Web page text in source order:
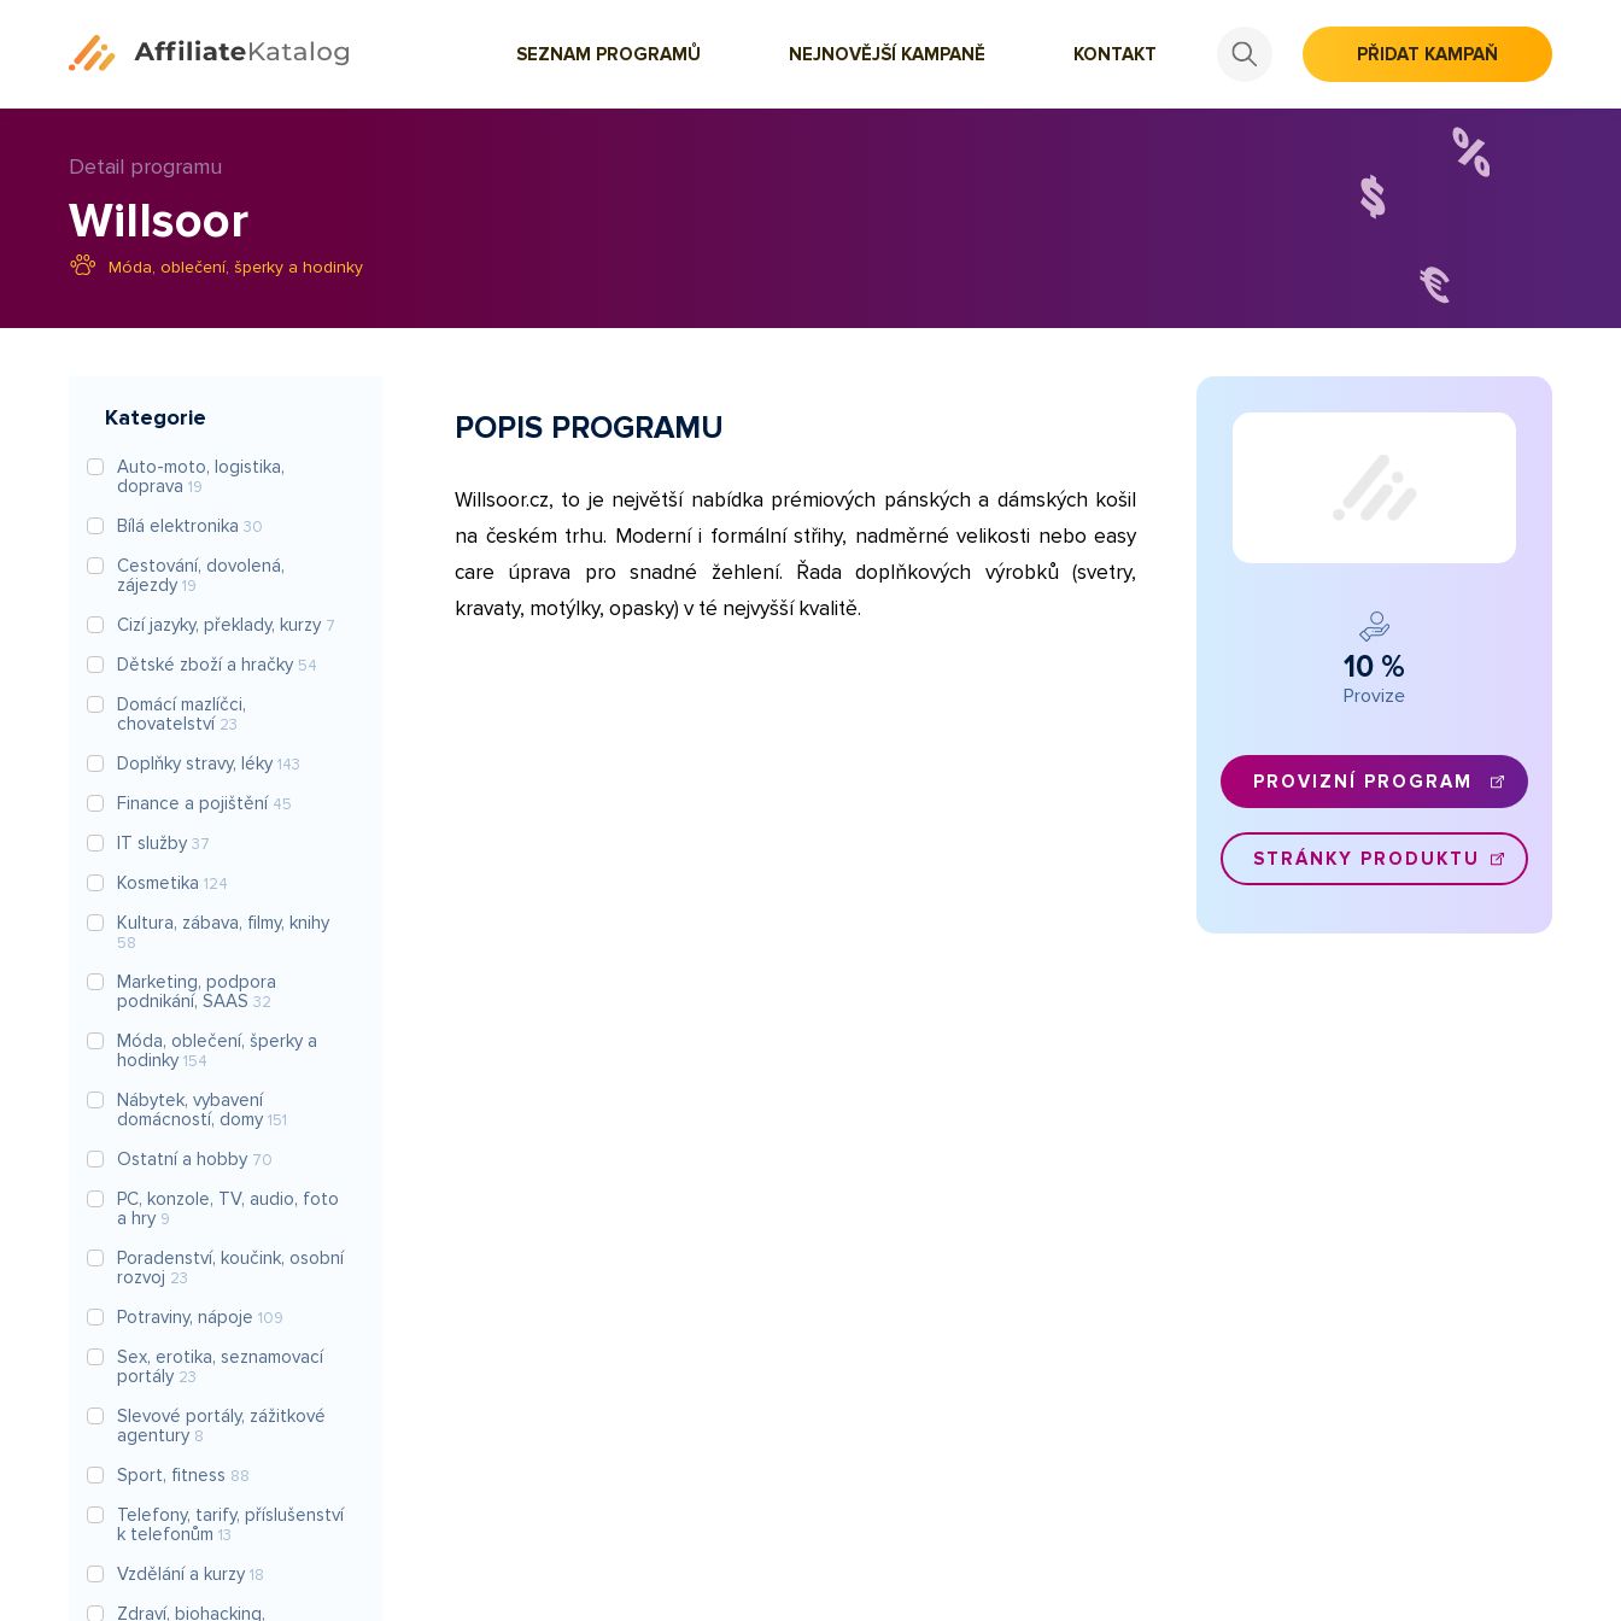
SEZNAM PROGRAMŮ NEJNOVĚJŠÍ KAMPANĚ KONTAKT PŘIDAT KAMPAŇ
Detail programu
Willsoor
Móda, oblečení, šperky a hodinky
Kategorie
Auto-moto, logistika,
doprava 19
Bílá elektronika 30
Cestování, dovolená,
zájezdy 19
Cizí jazyky, překlady, kurzy 7
Dětské zboží a hračky 54
Domácí mazlíčci,
chovatelství 23
Doplňky stravy, léky 143
Finance a pojištění 45
IT služby 37
Kosmetika 124
Kultura, zábava, filmy, knihy
58
Marketing, podpora
podnikání, SAAS 32
Móda, oblečení, šperky a
hodinky 154
Nábytek, vybavení
domácností, domy 151
Ostatní a hobby 70
PC, konzole, TV, audio, foto
a hry 9
Poradenství, koučink, osobní
rozvoj 23
Potraviny, nápoje 109
Sex, erotika, seznamovací
portály 23
Slevové portály, zážitkové
agentury 8
Sport, fitness 88
Telefony, tarify, příslušenství
k telefonům 13
Vzdělání a kurzy 18
Zdraví, biohacking,
POPIS PROGRAMU
Willsoor.cz, to je největší nabídka prémiových pánských a dámských košil
na českém trhu. Moderní i formální střihy, nadměrné velikosti nebo easy
care úprava pro snadné žehlení. Řada doplňkových výrobků (svetry,
kravaty, motýlky, opasky) v té nejvyšší kvalitě.
10 %
Provize
PROVIZNÍ PROGRAM
STRÁNKY PRODUKTU